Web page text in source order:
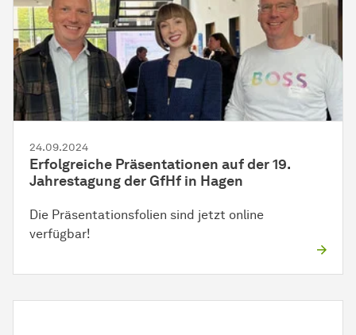
24.09.2024
Erfolgreiche Präsentationen auf der 19.
Jahrestagung der GfHf in Hagen
Die Präsentationsfolien sind jetzt online
verfügbar!